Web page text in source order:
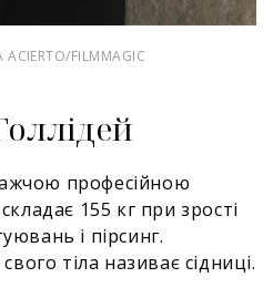
FILMMAGIC
професійною
155 кг при зрості
і пірсинг.
тіла називає сідниці.